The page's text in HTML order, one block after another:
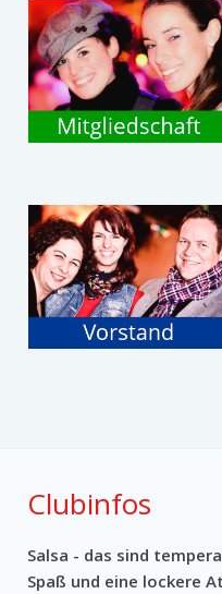
Clubinfos
Salsa - das sind
Spaß und eine lockere